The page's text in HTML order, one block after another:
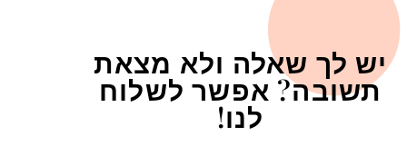
יש לך שאלה ולא מצאת
תשובה? אפשר לשלוח
לנו!